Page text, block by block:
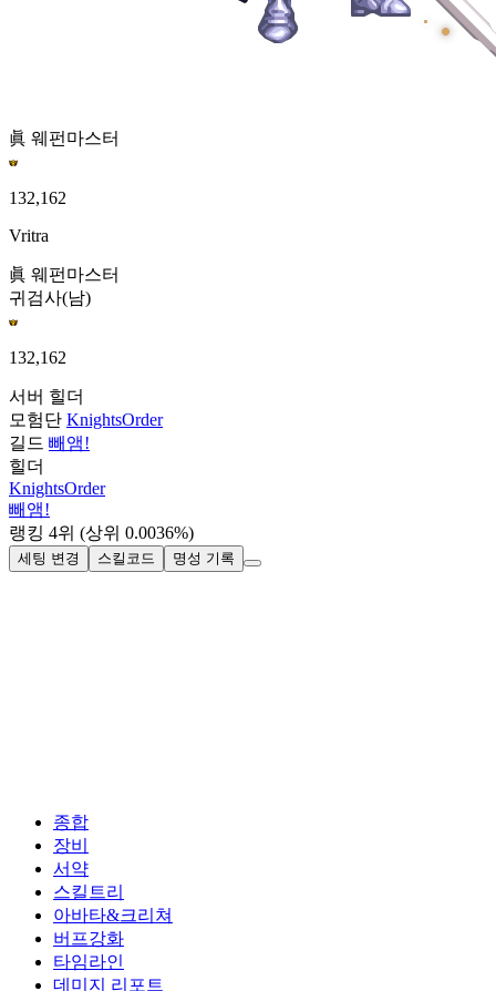
眞 웨펀마스터
132,162
Vritra
眞 웨펀마스터
귀검사(남)
132,162
서버 힐더
모험단 KnightsOrder
길드 빼앰!
힐더
KnightsOrder
빼앰!
랭킹 4위 (상위 0.0036%)
세팅 변경 스킬코드 명성 기록
종합
장비
서약
스킬트리
아바타&크리쳐
버프강화
타임라인
데미지 리포트